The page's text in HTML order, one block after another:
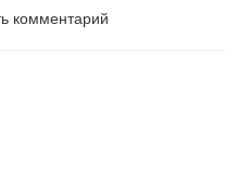
комментарий